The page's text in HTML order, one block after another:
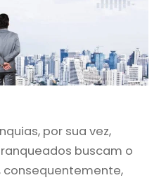
por sua vez,
buscam o